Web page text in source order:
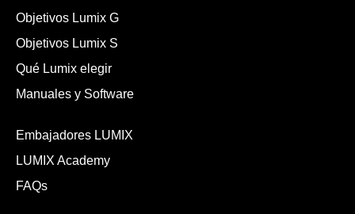
Objetivos Lumix G
Objetivos Lumix S
Qué Lumix elegir
Manuales y Software
Embajadores LUMIX
LUMIX Academy
FAQs